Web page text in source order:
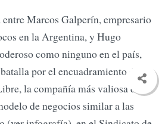
entre Marcos Galperín, empresario
en la Argentina, y Hugo
como ninguno en el país,
por el encuadramiento de la
la compañía más valiosa de
de negocios similar a las